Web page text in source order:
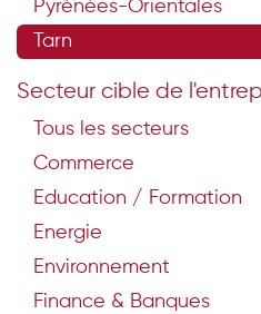
Pyrénées-Orientales
Tarn
Secteur cible de
Tous les secteurs
Commerce
Education / Formation
Energie
Environnement
Finance & Banques